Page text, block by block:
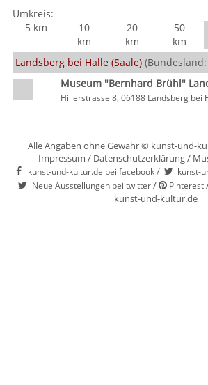
Umkreis:
5 km
10
km
20
km
50
km
Landsberg bei Halle (Saale)
Museum "Bernhard Brühl"
Hillerstrasse 8, 06188 Landsberg bei
Alle Angaben ohne Gewähr © kunst-und-
Impressum / Datenschutzerklärung/
kunst-und-kultur.de bei facebook/ kunst-
Neue Ausstellungen bei twitter/ Pinterest
kunst-und-kultur.de